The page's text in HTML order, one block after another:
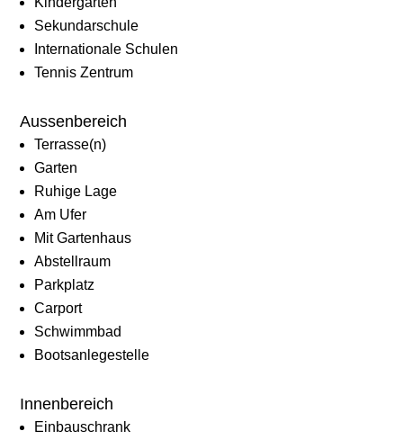
Sekundarschule
Internationale Schulen
Tennis Zentrum
Aussenbereich
Terrasse(n)
Garten
Ruhige Lage
Am Ufer
Mit Gartenhaus
Abstellraum
Parkplatz
Carport
Schwimmbad
Bootsanlegestelle
Innenbereich
Einbauschrank